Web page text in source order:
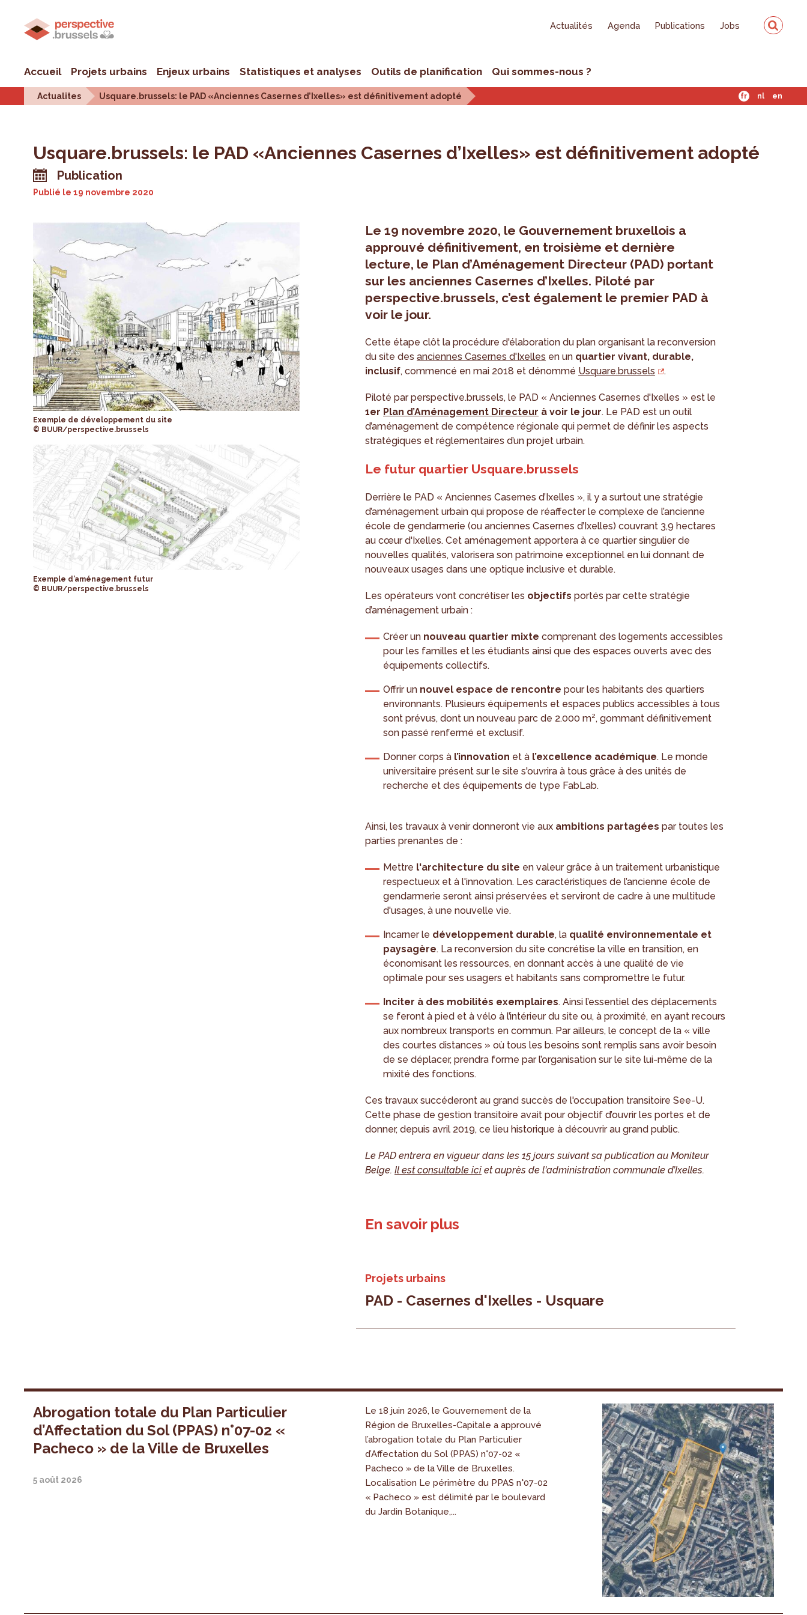
Actualités Agenda Publications Jobs
Accueil Projets urbains Enjeux urbains Statistiques et analyses Outils de planification Qui sommes-nous ?
Actualites Usquare.brussels: le PAD «Anciennes Casernes d’Ixelles» est définitivement adopté fr nl en
Usquare.brussels: le PAD «Anciennes Casernes d’Ixelles» est définitivement adopté
Publication
Publié le19 novembre 2020
Exemple de développement du site
© BUUR/perspective.brussels
Exemple d’aménagement futur
© BUUR/perspective.brussels
Le 19 novembre 2020, le Gouvernement bruxellois a
approuvé définitivement, en troisième et dernière
lecture, le Plan d’Aménagement Directeur (PAD) portant
sur les anciennes Casernes d’Ixelles. Piloté par
perspective.brussels, c’est également le premier PAD à
voir le jour.
Cette étape clôt la procédure d'élaboration du plan organisant la reconversion
du site desanciennes Casernes d'Ixelles en un quartier vivant, durable,
inclusif, commencé en mai 2018 et dénommé Usquare.brussels .
Piloté par perspective.brussels, le PAD « Anciennes Casernes d'Ixelles » est le
1er Plan d’Aménagement Directeur à voir le jour. Le PAD est un outil
d’aménagement de compétence régionale qui permet de définir les aspects
stratégiques et réglementaires d’un projet urbain.
Le futur quartier Usquare.brussels
Derrière le PAD « Anciennes Casernes d’Ixelles », il y a surtout une stratégie
d’aménagement urbain qui propose de réaffecter le complexe de l’ancienne
école de gendarmerie (ou anciennes Casernes d’Ixelles) couvrant 3,9 hectares
au cœur d'Ixelles. Cet aménagement apportera à ce quartier singulier de
nouvelles qualités, valorisera son patrimoine exceptionnel en lui donnant de
nouveaux usages dans une optique inclusive et durable.
Les opérateurs vont concrétiser les objectifs portés par cette stratégie
d’aménagement urbain :
Créer un nouveau quartier mixte comprenant des logements accessibles
pour les familles et les étudiants ainsi que des espaces ouverts avec des
équipements collectifs.
Offrir un nouvel espace de rencontre pour les habitants des quartiers
environnants. Plusieurs équipements et espaces publics accessibles à tous
sont prévus, dont un nouveau parc de 2.000 m², gommant définitivement
son passé renfermé et exclusif.
Donner corps à l’innovation et à l’excellence académique. Le monde
universitaire présent sur le site s'ouvrira à tous grâce à des unités de
recherche et des équipements de type FabLab.
Ainsi, les travaux à venir donneront vie aux ambitions partagées par toutes les
parties prenantes de :
Mettre l'architecture du site en valeur grâce à un traitement urbanistique
respectueux et à l'innovation. Les caractéristiques de l’ancienne école de
gendarmerie seront ainsi préservées et serviront de cadre à une multitude
d'usages, à une nouvelle vie.
Incarner le développement durable, la qualité environnementale et
paysagère. La reconversion du site concrétise la ville en transition, en
économisant les ressources, en donnant accès à une qualité de vie
optimale pour ses usagers et habitants sans compromettre le futur.
Inciter à des mobilités exemplaires. Ainsi l’essentiel des déplacements
se feront à pied et à vélo à l’intérieur du site ou, à proximité, en ayant recours
aux nombreux transports en commun. Par ailleurs, le concept de la « ville
des courtes distances » où tous les besoins sont remplis sans avoir besoin
de se déplacer, prendra forme par l’organisation sur le site lui-même de la
mixité des fonctions.
Ces travaux succéderont au grand succès de l'occupation transitoire See-U.
Cette phase de gestion transitoire avait pour objectif d’ouvrir les portes et de
donner, depuis avril 2019, ce lieu historique à découvrir au grand public.
Le PAD entrera en vigueur dans les 15 jours suivant sa publication au Moniteur
Belge.Il est consultable ici et auprès de l'administration communale d’Ixelles.
En savoir plus
Projets urbains
PAD - Casernes d'Ixelles - Usquare
Abrogation totale du Plan Particulier
d’Affectation du Sol (PPAS) n°07-02 «
Pacheco » de la Ville de Bruxelles
5 août 2026
Le 18 juin 2026, le Gouvernement de la
Région de Bruxelles-Capitale a approuvé
l’abrogation totale du Plan Particulier
d’Affectation du Sol (PPAS) n°07-02 «
Pacheco » de la Ville de Bruxelles.
Localisation Le périmètre du PPAS n°07-02
« Pacheco » est délimité par le boulevard
du Jardin Botanique,...